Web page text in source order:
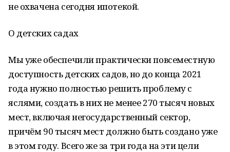
не охвачена сегодня ипотекой.
О детских садах
Мы уже обеспечили практически повсеместную
доступность детских садов, но до конца 2021
года нужно полностью решить проблему с
яслями, создать в них не менее 270 тысяч новых
мест, включая негосударственный сектор,
причём 90 тысяч мест должно быть создано уже
в этом году. Всего же за три года на эти цели